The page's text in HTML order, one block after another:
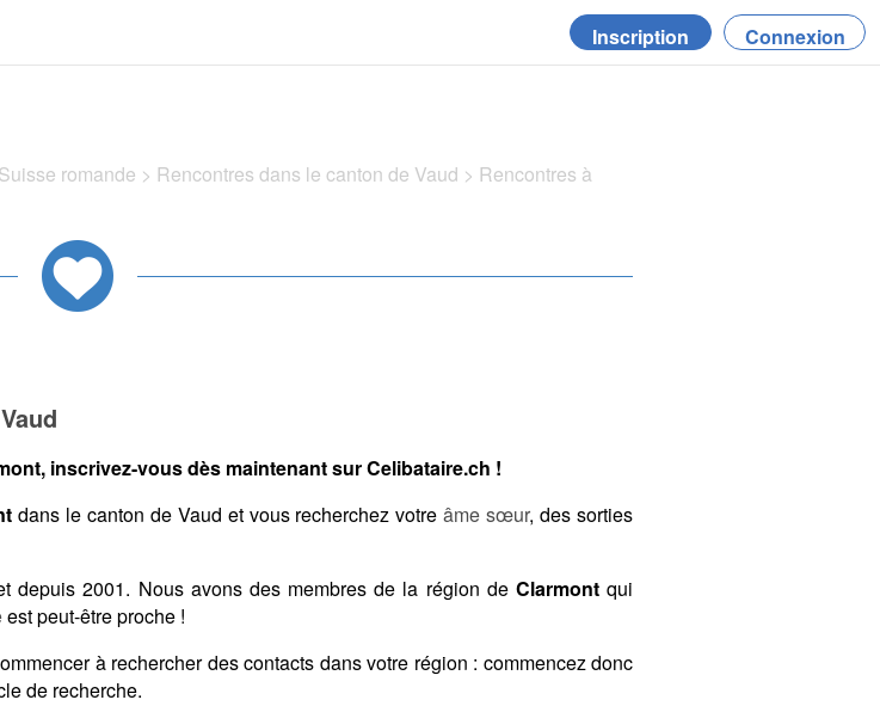
Inscription Connexion
romande > Rencontres dans le canton de Vaud > Rencontres à
inscrivez-vous dès maintenant sur Celibataire.ch !
dans le canton de Vaud et vous recherchez votreâme sœur, des sorties
depuis 2001. Nous avons des membres de la région de Clarmontqui
est peut-être proche !
à rechercher des contacts dans votre région : commencez donc
de recherche.